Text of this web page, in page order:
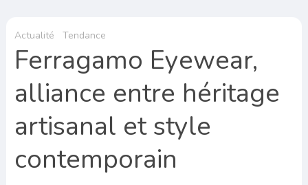
Actualité Tendance
Ferragamo Eyewear,
alliance entre héritage
artisanal et style
contemporain